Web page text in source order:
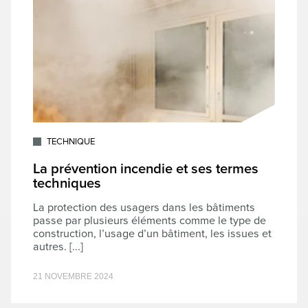
TECHNIQUE
La prévention incendie et ses termes
techniques
La protection des usagers dans les bâtiments
passe par plusieurs éléments comme le type de
construction, l’usage d’un bâtiment, les issues et
autres. [...]
21 NOVEMBRE 2024